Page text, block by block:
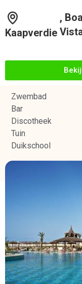
Kaapverdie
, Boa
Zwembad
Bar
Discotheek
Tuin
Duikschool